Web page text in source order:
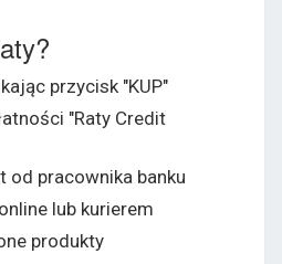
przycisk "KUP"
"Raty Credit
od pracownika banku
lub kurierem
produkty